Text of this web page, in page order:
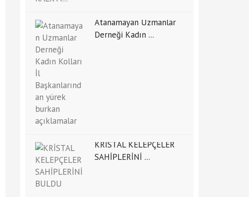
Atanamayan Uzmanlar
Derneği Kadın ...
KRİSTAL KELEPÇELER
SAHİPLERİNİ ...